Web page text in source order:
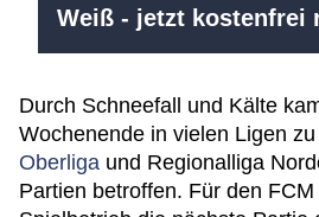
Weiß - jetzt kostenfrei
Durch Schneefall und Kälte
Wochenende in vielen Ligen
Oberliga und Regionalliga
Partien betroffen. Für den